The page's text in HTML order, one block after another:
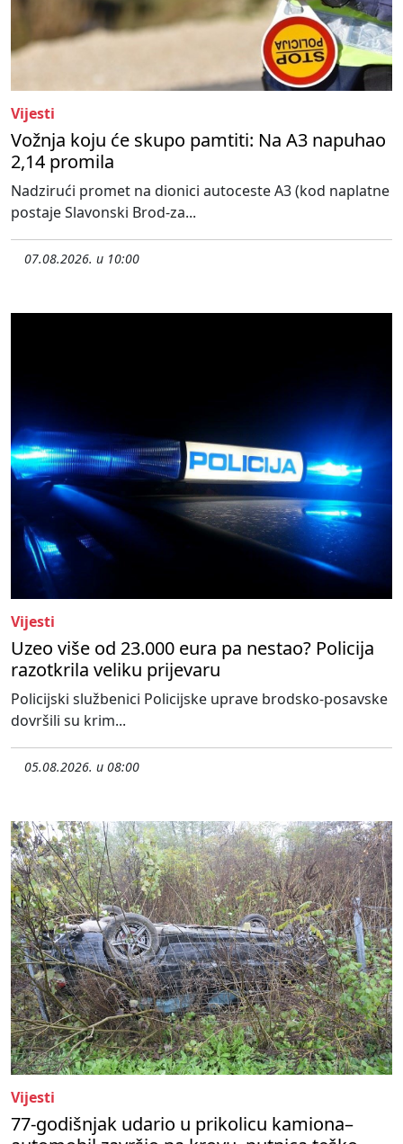
Vijesti
Vožnja koju će skupo pamtiti: Na A3 napuhao
2,14 promila
Nadzirući promet na dionici autoceste A3 (kod naplatne
postaje Slavonski Brod-za...
07.08.2026. u 10:00
Vijesti
Uzeo više od 23.000 eura pa nestao? Policija
razotkrila veliku prijevaru
Policijski službenici Policijske uprave brodsko-posavske
dovršili su krim...
05.08.2026. u 08:00
Vijesti
77-godišnjak udario u prikolicu kamiona–